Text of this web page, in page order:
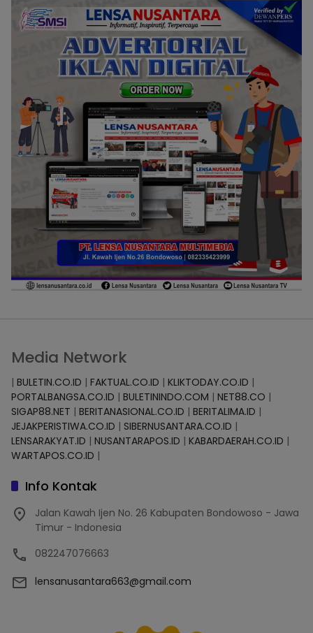
Media Network
| BULETIN.CO.ID | FAKTUAL.CO.ID | KLIKTODAY.CO.ID |
PORTALBANGSA.CO.ID | BULETININDO.COM | NET88.CO |
SIGAP88.NET | BERITANASIONAL.CO.ID | BERITALIMA.ID |
JEJAKPERISTIWA.CO.ID | SIBERNUSANTARA.CO.ID |
LENSARAKYAT.ID | NUSANTARAPOS.ID | KABARDAERAH.CO.ID |
WARTAPOS.CO.ID |
Info Kontak
Jalan Kawah Ijen No. 26 Kabupaten Bondowoso - Jawa
Timur - Indonesia
082247076663
lensanusantara663@gmail.com